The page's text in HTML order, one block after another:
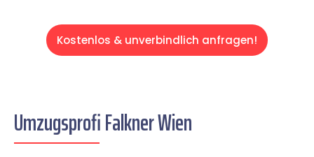
Kostenlos & unverbindlich anfragen!
Umzugsprofi Falkner Wien